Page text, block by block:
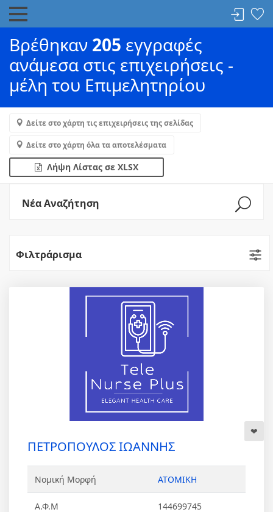
Βρέθηκαν 205 εγγραφές
ανάμεσα στις επιχειρήσεις -
μέλη του Επιμελητηρίου
Δείτε στο χάρτη τις επιχειρήσεις της σελίδας
Δείτε στο χάρτη όλα τα αποτελέσματα
Λήψη Λίστας σε XLSX
Νέα Αναζήτηση
Φιλτράρισμα
ΠΕΤΡΟΠΟΥΛΟΣ ΙΩΑΝΝΗΣ
Νομική Μορφή ΑΤΟΜΙΚΗ
Α.Φ.Μ 144699745